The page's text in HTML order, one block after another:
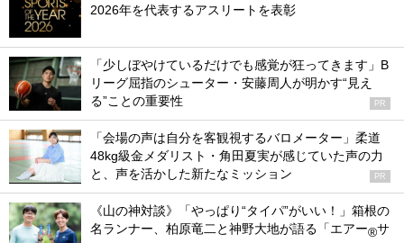
2026年を代表するアスリートを表彰
「少しぼやけているだけでも感覚が狂ってきます」B
リーグ屈指のシューター・安藤周人が明かす“見え
る”ことの重要性
PR
「会場の声は自分を客観視するバロメーター」柔道
48kg級金メダリスト・角田夏実が感じていた声の力
と、声を活かした新たなミッション
PR
《山の神対談》「やっぱり“タイパ”がいい！」箱根の
名ランナー、柏原竜二と神野大地が語る「エアー®サ